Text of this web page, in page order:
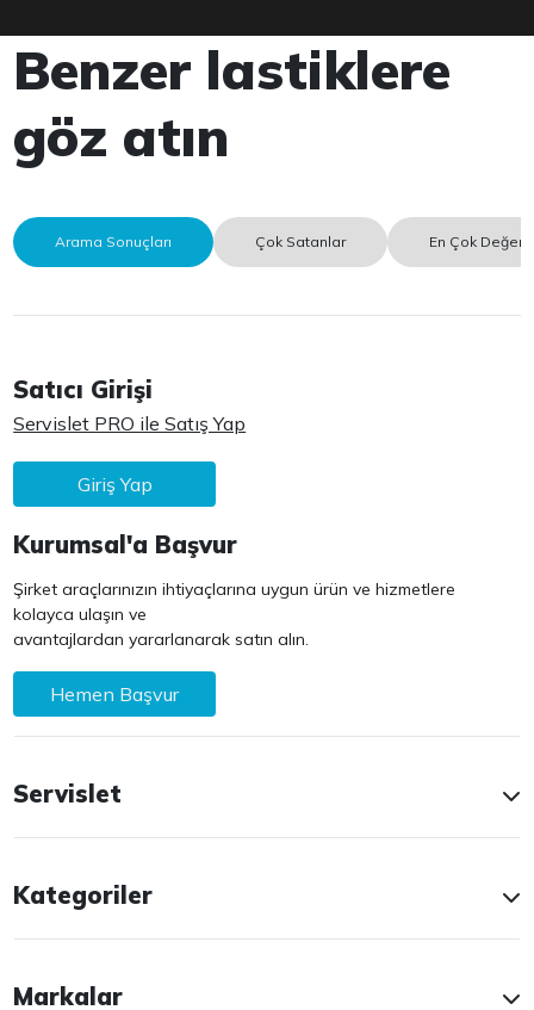
Benzer lastiklere
göz atın
Arama Sonuçları Çok Satanlar En Çok
Satıcı Girişi
Servislet PRO ile Satış Yap
Giriş Yap
Kurumsal'a Başvur
Şirket araçlarınızın ihtiyaçlarına uygun ürün ve hizmetlere
kolayca ulaşın ve
avantajlardan yararlanarak satın alın.
Hemen Başvur
Servislet
Kategoriler
Markalar